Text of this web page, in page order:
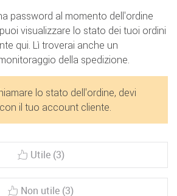
password al momento dell'ordine
visualizzare lo stato dei tuoi ordini
qui. Lì troverai anche un
della spedizione.
lo stato dell'ordine, devi
il tuo account cliente.
Utile (3)
Non utile (3)